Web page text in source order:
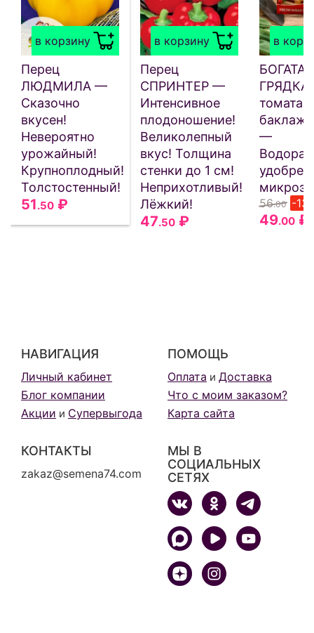
в корзину
Перец
ЛЮДМИЛА —
Сказочно
вкусен!
Невероятно
урожайный!
Крупноплодный!
Толстостенный!
51.50 ₽
в корзину
Перец
СПРИНТЕР —
Интенсивное
плодоношение!
Великолепный
вкус! Толщина
стенки до 1 см!
Неприхотливый!
Лёжкий!
47.50 ₽
в
БОГАТАЯ
ГРЯДКА
томата,
—
56.00 -
49.00 ₽
НАВИГАЦИЯ
Личный кабинет
Блог компании
Акции и Супервыгода
ПОМОЩЬ
Оплата и Доставка
Что с моим заказом?
Карта сайта
КОНТАКТЫ
zakaz@semena74.com
МЫ В
СОЦИАЛЬНЫХ
СЕТЯХ